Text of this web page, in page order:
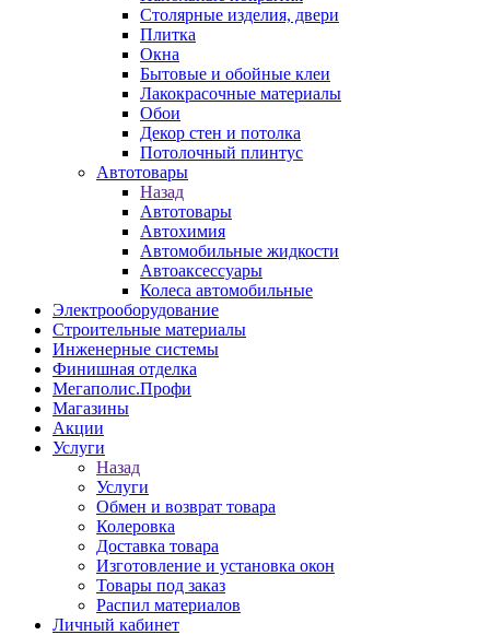
Столярные изделия, двери
Плитка
Окна
Бытовые и обойные клеи
Лакокрасочные материалы
Обои
Декор стен и потолка
Потолочный плинтус
Автотовары
Назад
Автотовары
Автохимия
Автомобильные жидкости
Автоаксессуары
Колеса автомобильные
Электрооборудование
Строительные материалы
Инженерные системы
Финишная отделка
Мегаполис.Профи
Магазины
Акции
Услуги
Назад
Услуги
Обмен и возврат товара
Колеровка
Доставка товара
Изготовление и установка окон
Товары под заказ
Распил материалов
Личный кабинет